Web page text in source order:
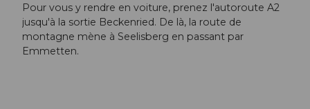
Pour vous y rendre en voiture, prenez l'autoroute A2
jusqu'à la sortie Beckenried. De là, la route de
montagne mène à Seelisberg en passant par
Emmetten.